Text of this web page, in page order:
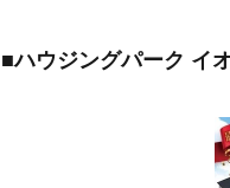
■ハウジングパーク イ